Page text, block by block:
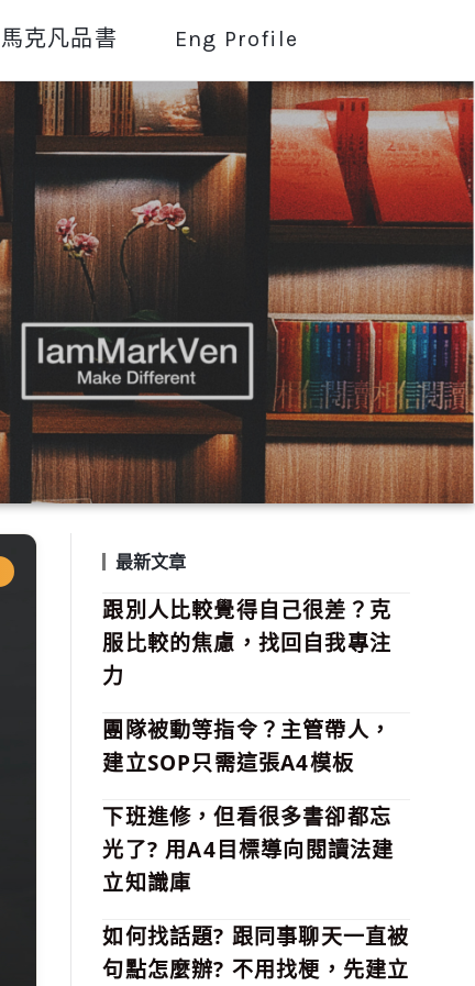
馬克凡品書 Eng Profile
最新文章
跟別人比較覺得自己很差？克
服比較的焦慮，找回自我專注
力
團隊被動等指令？主管帶人，
建立SOP只需這張A4模板
下班進修，但看很多書卻都忘
光了? 用A4目標導向閱讀法建
立知識庫
如何找話題? 跟同事聊天一直被
句點怎麼辦? 不用找梗，先建立